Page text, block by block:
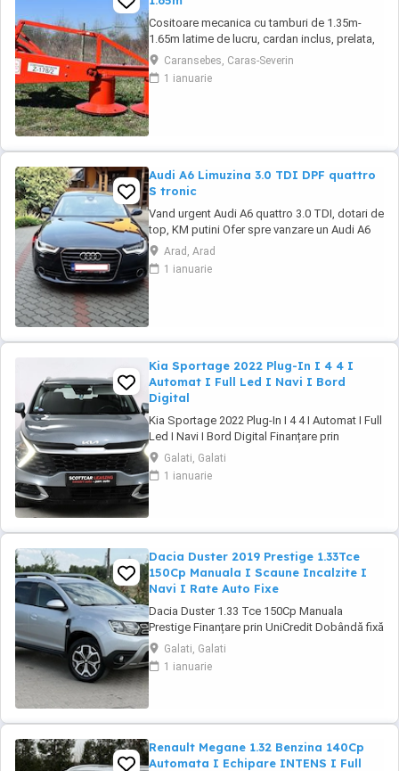
Cositoare mecanica cu tamburi de 1.35m-
1.65m latime de lucru, cardan inclus, prelata,
cheie de cutite Transport in toate judetele
Caransebes, Caras-Severin
1 ianuarie
Audi A6 Limuzina 3.0 TDI DPF quattro
S tronic
Vand urgent Audi A6 quattro 3.0 TDI, dotari de
top, KM putini Ofer spre vanzare un Audi A6
importat personal din Germania in 2016
August, dotari de top, istoric revizii la zi ... km
in crestere ... In pret se ofera setul original de
Arad, Arad
1 ianuarie
Kia Sportage 2022 Plug-In I 4 4 I
Automat I Full Led I Navi I Bord
Digital
Kia Sportage 2022 Plug-In I 4 4 I Automat I Full
Led I Navi I Bord Digital Finanțare prin
UniCredit Dobândă fixă de la 7,9%* Rate fixe
pe toată perioada finanțării Aprobare rapidă
Garanție inclusă pentru autoturismele eligibile
Galati, Galati
1 ianuarie
Dacia Duster 2019 Prestige 1.33Tce
150Cp Manuala I Scaune Incalzite I
Navi I Rate Auto Fixe
Dacia Duster 1.33 Tce 150Cp Manuala
Prestige Finanțare prin UniCredit Dobândă fixă
de la 7,9%* Rate fixe pe toată perioada
finanțării Aprobare rapidă Garanție inclusă
pentru autoturismele eligibile Transport la
Galati, Galati
1 ianuarie
Renault Megane 1.32 Benzina 140Cp
Automata I Echipare INTENS I Full